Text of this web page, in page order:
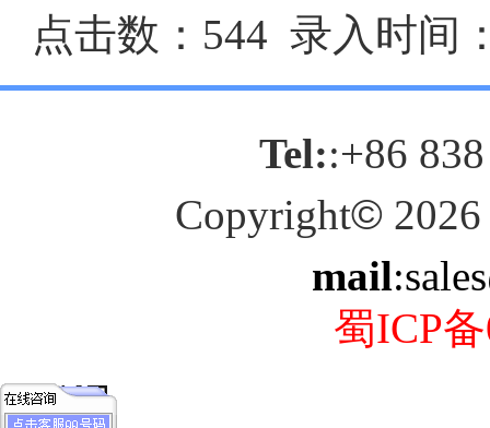
点击数：544 录入时间
Tel::+86
Copyright© 2026
mail
蜀ICP